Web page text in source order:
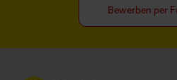
Bewerben per